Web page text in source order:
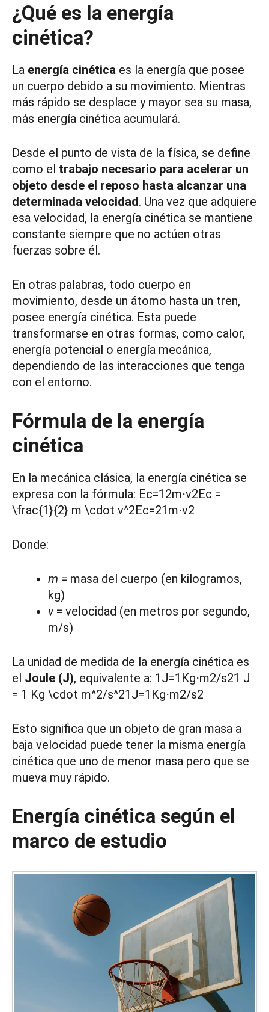
¿Qué es la energía
cinética?
La energía cinética es la energía que posee
un cuerpo debido a su movimiento. Mientras
más rápido se desplace y mayor sea su masa,
más energía cinética acumulará.
Desde el punto de vista de la física, se define
como el trabajo necesario para acelerar un
objeto desde el reposo hasta alcanzar una
determinada velocidad. Una vez que adquiere
esa velocidad, la energía cinética se mantiene
constante siempre que no actúen otras
fuerzas sobre él.
En otras palabras, todo cuerpo en
movimiento, desde un átomo hasta un tren,
posee energía cinética. Esta puede
transformarse en otras formas, como calor,
energía potencial o energía mecánica,
dependiendo de las interacciones que tenga
con el entorno.
Fórmula de la energía
cinética
En la mecánica clásica, la energía cinética se
expresa con la fórmula: Ec=12m⋅v2Ec =
\frac{1}{2} m \cdot v^2Ec=21​m⋅v2
Donde:
m = masa del cuerpo (en kilogramos,
kg)
v= velocidad (en metros por segundo,
m/s)
La unidad de medida de la energía cinética es
el Joule (J), equivalente a: 1J=1Kg⋅m2/s21 J
= 1 Kg \cdot m^2/s^21J=1Kg⋅m2/s2
Esto significa que un objeto de gran masa a
baja velocidad puede tener la misma energía
cinética que uno de menor masa pero que se
mueva muy rápido.
Energía cinética según el
marco de estudio